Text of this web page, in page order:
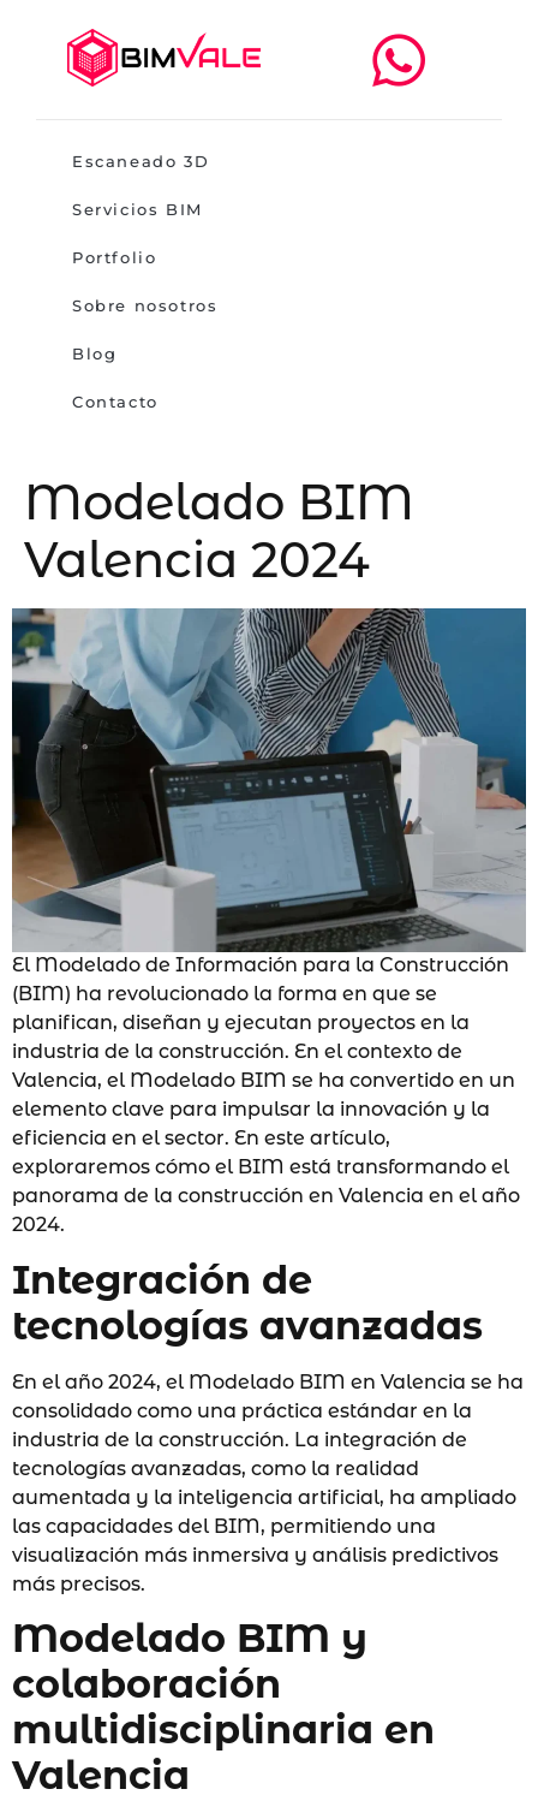
Escaneado 3D
Servicios BIM
Portfolio
Sobre nosotros
Blog
Contacto
Modelado BIM
Valencia 2024
El Modelado de Información para la Construcción
(BIM) ha revolucionado la forma en que se
planifican, diseñan y ejecutan proyectos en la
industria de la construcción. En el contexto de
Valencia, el Modelado BIM se ha convertido en un
elemento clave para impulsar la innovación y la
eficiencia en el sector. En este artículo,
exploraremos cómo el BIM está transformando el
panorama de la construcción en Valencia en el año
2024.
Integración de
tecnologías avanzadas
En el año 2024, el Modelado BIM en Valencia se ha
consolidado como una práctica estándar en la
industria de la construcción. La integración de
tecnologías avanzadas, como la realidad
aumentada y la inteligencia artificial, ha ampliado
las capacidades del BIM, permitiendo una
visualización más inmersiva y análisis predictivos
más precisos.
Modelado BIM y
colaboración
multidisciplinaria en
Valencia